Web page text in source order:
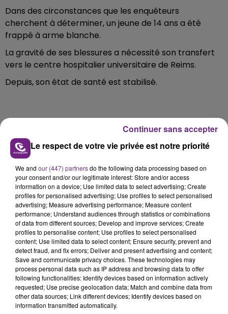
Dans des circonstances que les enquêteurs
cherchent à déterminer, un jeune de 14 ans a été
frappé à arme blanche.
La gravité de ses blessures a nécessité son transfert
vers le centre hospitalier universitaire de Reims.
Depuis, son état de santé est stabilisé.
FIL D'ACTU
7 août 2026
LA CENTRALE NUCLÉAIRE DE CHOOZ
TOUJOURS À L'ARRÊT
Cela fait déjà une semaine que la centrale
nucléaire ardennaise est à l'arrêt. Une situation
justifiée par la sécheresse intense qui est toujours
Le respect de votre vie privée est notre priorité
We and our (447) partnersdo the following data processing based on
your consent and/or our legitimate interest: Store and/or access
information on a device; Use limited data to select advertising; Create
profiles for personalised advertising; Use profiles to select personalised
advertising; Measure advertising performance; Measure content
performance; Understand audiences through statistics or combinations
of data from different sources; Develop and improve services; Create
profiles to personalise content; Use profiles to select personalised
content; Use limited data to select content; Ensure security, prevent and
detect fraud, and fix errors; Deliver and present advertising and content;
Save and communicate privacy choices. These technologies may
process personal data such as IP address and browsing data to offer
following functionalities: Identify devices based on information actively
requested; Use precise geolocation data; Match and combine data from
other data sources; Link different devices; Identify devices based on
information transmitted automatically.
Continuer sans accepter